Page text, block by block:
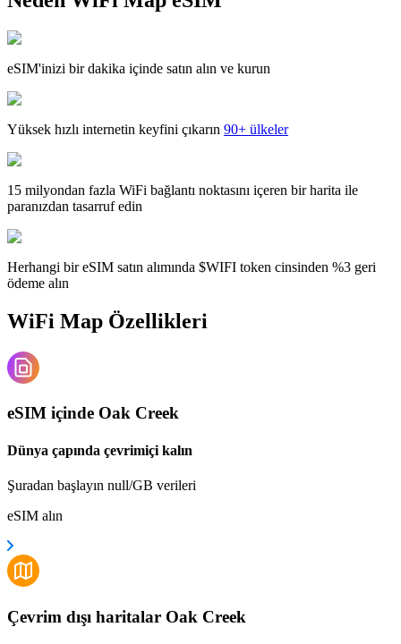
eSIM'inizi bir dakika içinde satın alın ve kurun
Yüksek hızlı internetin keyfini çıkarın 90+ ülkeler
15 milyondan fazla WiFi bağlantı noktasını içeren bir harita ile
paranızdan tasarruf edin
Herhangi bir eSIM satın alımında $WIFI token cinsinden %3 geri
ödeme alın
WiFi Map Özellikleri
eSIM içinde Oak Creek
Dünya çapında çevrimiçi kalın
Şuradan başlayın null/GB verileri
eSIM alın
Çevrim dışı haritalar Oak Creek